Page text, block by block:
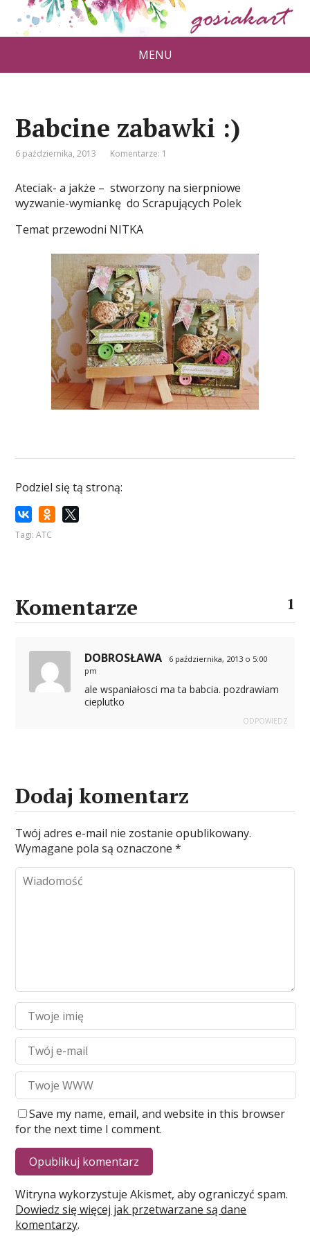
MENU
Babcine zabawki :)
6 października, 2013 Komentarze: 1
Ateciak- a jakże – stworzony na sierpniowe
wyzwanie-wymiankę do Scrapujących Polek
Temat przewodni NITKA
Podziel się tą stroną:
Tagi:ATC
Komentarze 1
DOBROSŁAWA
6 października, 2013 o 5:00
pm
ale wspaniałosci ma ta babcia. pozdrawiam
cieplutko
ODPOWIEDZ
Dodaj komentarz
Twój adres e-mail nie zostanie opublikowany.
Wymagane pola są oznaczone*
Save my name, email, and website in this browser
for the next time I comment.
Witryna wykorzystuje Akismet, aby ograniczyć spam.
Dowiedz się więcej jak przetwarzane są dane
komentarzy.